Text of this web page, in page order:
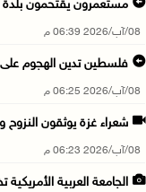
مستعمرون يقتحمون بلدة
08/آب/2026 06:39 م
فلسطين تدين الهجوم
08/آب/2026 06:25 م
شعراء غزة يوثقون
08/آب/2026 06:23 م
الجامعة العربية